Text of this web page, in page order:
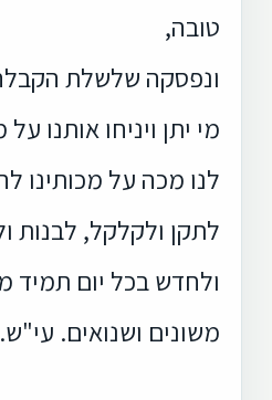
טובה,
ונפסקה שלשלת
מי יתן ויניחו אותנו על
לנו מכה על מכותינו
לתקן ולקלקל, לבנות
ולחדש בכל יום תמיד
משונים ושנואים. עי"ש.